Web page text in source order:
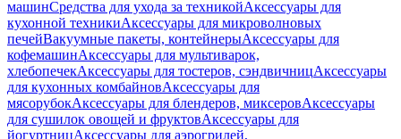
машинСредства для ухода за техникойАксессуары для
кухонной техникиАксессуары для микроволновых
печейВакуумные пакеты, контейнерыАксессуары для
кофемашинАксессуары для мультиварок,
хлебопечекАксессуары для тостеров, сэндвичницАксессуары
для кухонных комбайновАксессуары для
мясорубокАксессуары для блендеров, миксеровАксессуары
для сушилок овощей и фруктовАксессуары для
йогуртницАксессуары для аэрогрилей,